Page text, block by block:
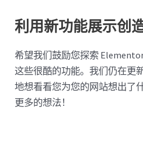
利用新功能展示创造
希望我们鼓励您探索
这些很酷的功能。我们仍在更
地想看看您为您的网站想出了
更多的想法！